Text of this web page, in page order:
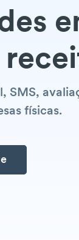
SMS,
físicas.